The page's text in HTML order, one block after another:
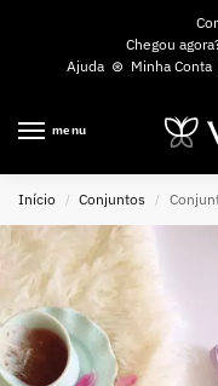
Chegou
Ajuda⊛ Minha Conta
menu
Início / Conjuntos /